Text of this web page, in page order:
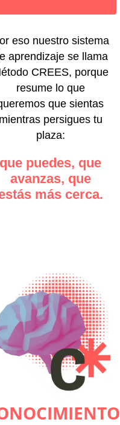
eso nuestro sistema
aprendizaje se llama
CREES, porque
resume lo que
que sientas
mientras persigues tu
plaza:
que puedes, que
avanzas, que
más cerca.